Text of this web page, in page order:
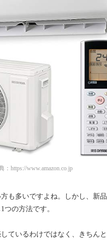
： https://www.amazon.co.jp
も多いですよね。しかし、新
つの方法です。
ているわけではなく、きちん